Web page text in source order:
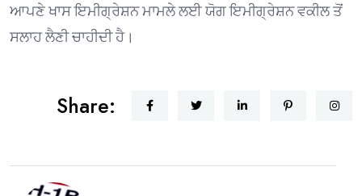
ਆਪਣੇ ਖਾਸ ਇਮੀਗ੍ਰੇਸ਼ਨ ਮਾਮਲੇ ਲਈ ਯੋਗ ਇਮੀਗ੍ਰੇਸ਼ਨ ਵਕੀਲ ਤੋਂ
ਸਲਾਹ ਲੈਣੀ ਚਾਹੀਦੀ ਹੈ।
Share: